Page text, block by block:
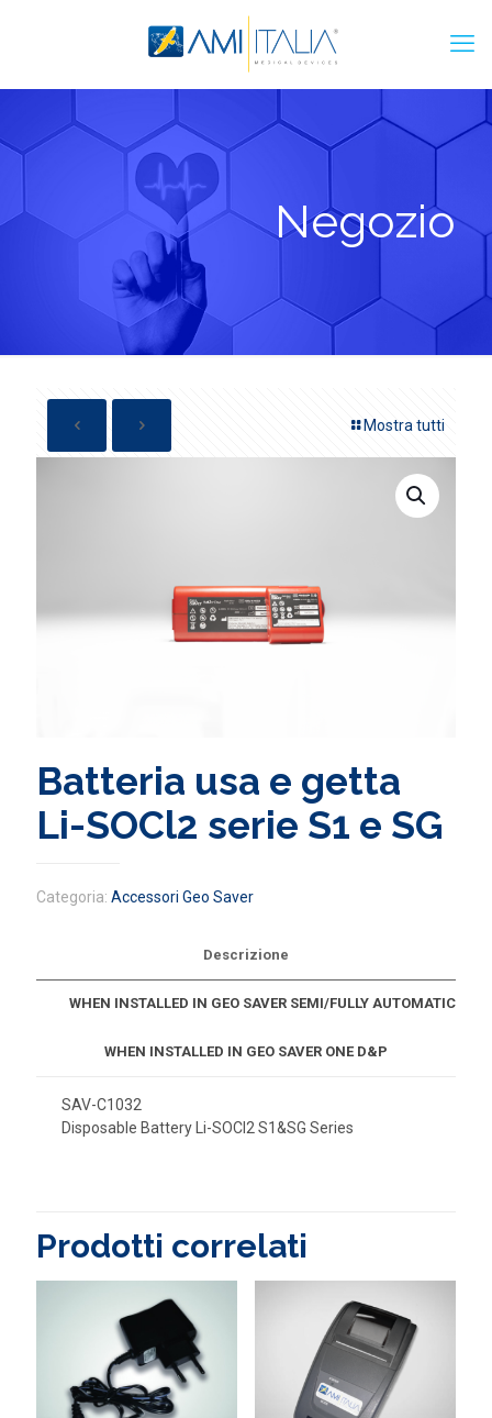
Negozio
Mostra tutti
Batteria usa e getta
Li-SOCl2 serie S1 e SG
Categoria: Accessori Geo Saver
Descrizione
WHEN INSTALLED IN GEO SAVER SEMI/FULLY AUTOMATIC
WHEN INSTALLED IN GEO SAVER ONE D&P
SAV-C1032
Disposable Battery Li-SOCl2 S1&SG Series
Prodotti correlati